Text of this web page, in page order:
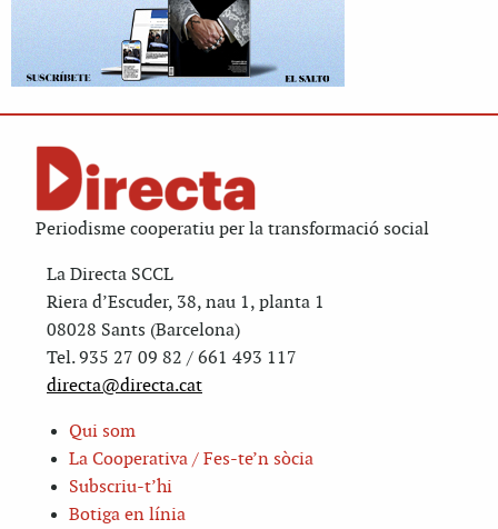
Periodisme cooperatiu per la transformació social
La Directa SCCL
Riera d’Escuder, 38, nau 1, planta 1
08028 Sants (Barcelona)
Tel. 935 27 09 82 / 661 493 117
directa@directa.cat
Qui som
La Cooperativa / Fes-te’n sòcia
Subscriu-t’hi
Botiga en línia